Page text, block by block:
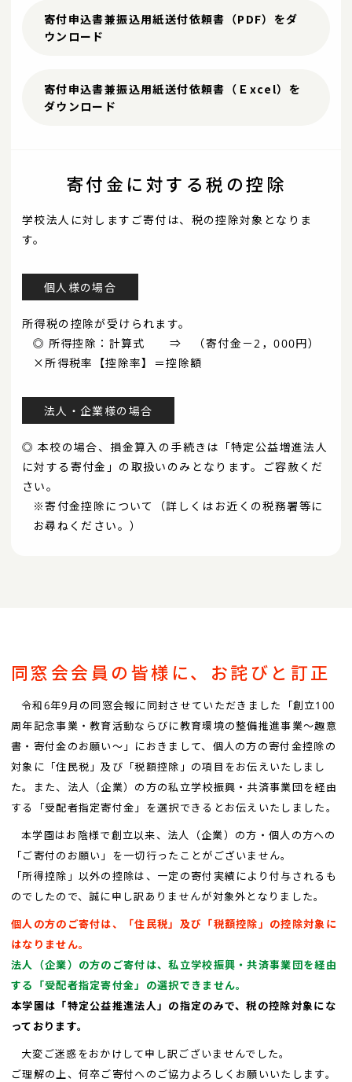
寄付申込書兼振込用紙送付依頼書（PDF）をダ
ウンロード
寄付申込書兼振込用紙送付依頼書（Ｅxcel）を
ダウンロード
寄付金に対する税の控除
学校法人に対しますご寄付は、税の控除対象となりま
す。
個人様の場合
所得税の控除が受けられます。
◎ 所得控除：計算式 ⇒ （寄付金－2，000円）
×所得税率【控除率】＝控除額
法人・企業様の場合
◎ 本校の場合、損金算入の手続きは「特定公益増進法人
に対する寄付金」の取扱いのみとなります。ご容赦くだ
さい。
※寄付金控除について（詳しくはお近くの税務署等に
お尋ねください。）
同窓会会員の皆様に、お詫びと訂正
令和6年9月の同窓会報に同封させていただきました「創立100
周年記念事業・教育活動ならびに教育環境の整備推進事業～趣意
書・寄付金のお願い～」におきまして、個人の方の寄付金控除の
対象に「住民税」及び「税額控除」の項目をお伝えいたしまし
た。また、法人（企業）の方の私立学校振興・共済事業団を経由
する「受配者指定寄付金」を選択できるとお伝えいたしました。
本学園はお陰様で創立以来、法人（企業）の方・個人の方への
「ご寄付のお願い」を一切行ったことがございません。
「所得控除」以外の控除は、一定の寄付実績により付与されるも
のでしたので、誠に申し訳ありませんが対象外となりました。
個人の方のご寄付は、「住民税」及び「税額控除」の控除対象に
はなりません。
法人（企業）の方のご寄付は、私立学校振興・共済事業団を経由
する「受配者指定寄付金」の選択できません。
本学園は「特定公益推進法人」の指定のみで、税の控除対象にな
っております。
大変ご迷惑をおかけして申し訳ございませんでした。
ご理解の上、何卒ご寄付へのご協力よろしくお願いいたします。